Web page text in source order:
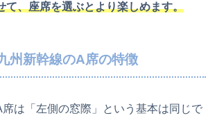
て、座席を選ぶとより楽しめます。
州新幹線のA席の特徴
は「左側の窓際」という基本は同じで